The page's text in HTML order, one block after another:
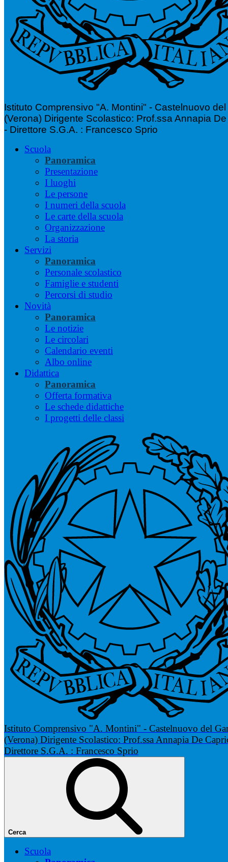
Istituto Comprensivo "A. Montini" - Castelnuovo
(Verona) Dirigente Scolastico: Prof.ssa Annapia
- Direttore S.G.A. : Francesco Sprio
Scuola
Panoramica
Presentazione
I luoghi
Le persone
I numeri della scuola
Le carte della scuola
Organizzazione
La storia
Servizi
Panoramica
Personale scolastico
Famiglie e studenti
Percorsi di studio
Novità
Panoramica
Le notizie
Le circolari
Calendario eventi
Albo online
Didattica
Panoramica
Offerta formativa
Le schede didattiche
I progetti delle classi
Istituto Comprensivo "A. Montini" - Castelnuovo del
(Verona) Dirigente Scolastico: Prof.ssa Annapia De
Direttore S.G.A. : Francesco Sprio
Cerca
Scuola